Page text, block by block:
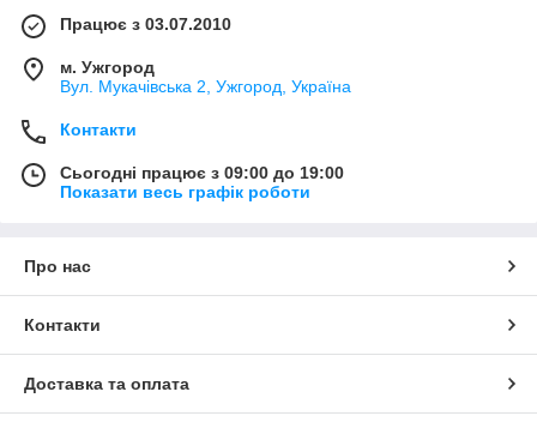
Працює з 03.07.2010
м. Ужгород
Вул. Мукачівська 2, Ужгород, Україна
Контакти
Сьогодні працює з 09:00 до 19:00
Показати весь графік роботи
Про нас
Контакти
Доставка та оплата